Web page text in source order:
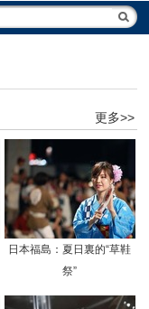
更多>>
日本福島：夏日裏的“草鞋
祭”